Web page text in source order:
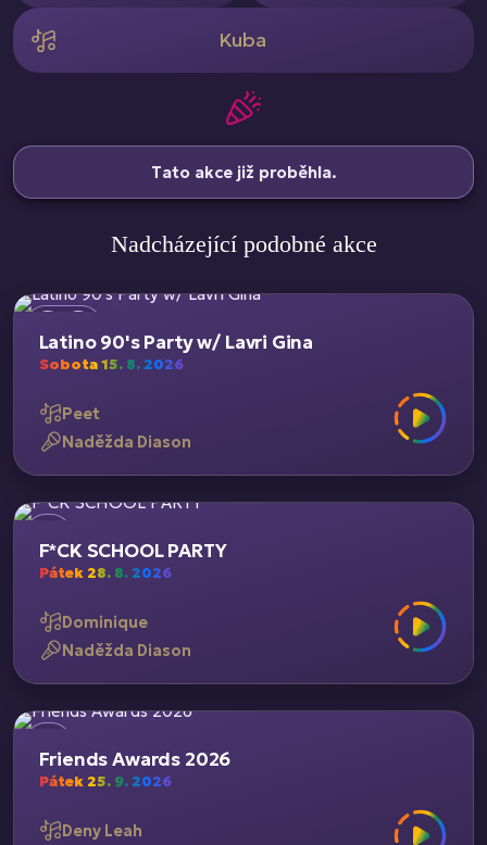
Kuba
Tato akce již proběhla.
Nadcházející podobné akce
Latino 90's Party w/ Lavri Gina
Sobota 15. 8. 2026
Peet
Naděžda Diason
F*CK SCHOOL PARTY
Pátek 28. 8. 2026
Dominique
Naděžda Diason
Friends Awards 2026
Pátek 25. 9. 2026
Deny Leah